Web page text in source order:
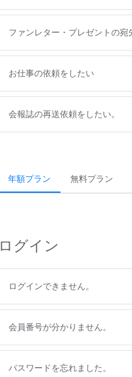
ファンレター・プレゼントの宛
お仕事の依頼をしたい
会報誌の再送依頼をしたい。
年額プラン 無料プラン
ログイン
ログインできません。
会員番号が分かりません。
パスワードを忘れました。